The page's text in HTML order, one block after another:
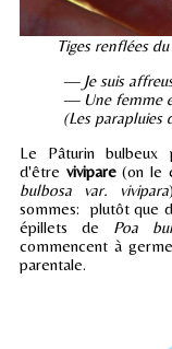
Tiges renflées du
— Je suis
— Une femme
(Les parapluies
Le Pâturin bulbeux
d'être vivipare(on le
bulbosa var. vivipara
sommes: plutôt que
épillets de Poa
commencent à
parentale.